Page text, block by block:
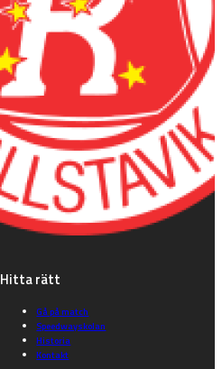
Hitta rätt
Gå på match
Speedwayskolan
Historia
Kontakt